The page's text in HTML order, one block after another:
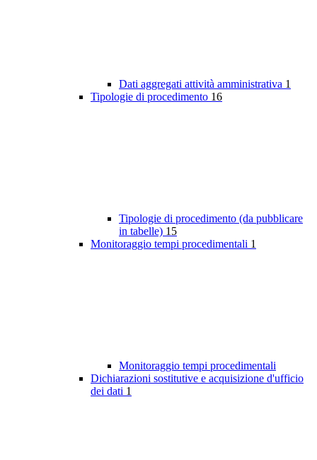
Dati aggregati attività amministrativa 1
Tipologie di procedimento 16
Tipologie di procedimento (da pubblicare
in tabelle) 15
Monitoraggio tempi procedimentali 1
Monitoraggio tempi procedimentali
Dichiarazioni sostitutive e acquisizione d'ufficio
dei dati 1